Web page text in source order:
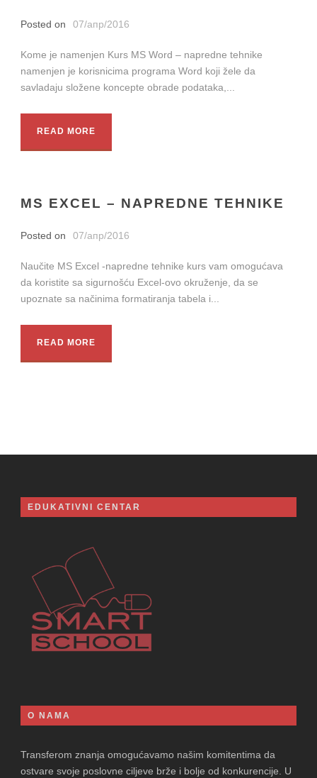
Posted on 07/апр/2016
Kome je namenjen Kurs MS Word – napredne tehnike
namenjen je korisnicima programa Word koji žele da
savladaju složene koncepte obrade podataka,...
READ MORE
MS EXCEL – NAPREDNE TEHNIKE
Posted on 07/апр/2016
Naučite MS Excel -napredne tehnike kurs vam omogućava
da koristite sa sigurnošću Excel-ovo okruženje, da se
upoznate sa načinima formatiranja tabela i...
READ MORE
EDUKATIVNI CENTAR
O NAMA
Transferom znanja omogućavamo našim komitentima da
ostvare svoje poslovne ciljeve brže i bolje od konkurencije. U